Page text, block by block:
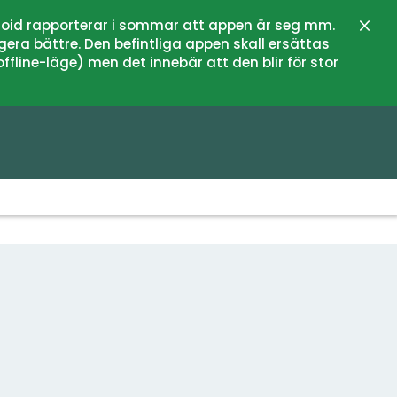
rapporterar i sommar att appen är seg mm.
bättre. Den befintliga appen skall ersättas
läge) men det innebär att den blir för stor